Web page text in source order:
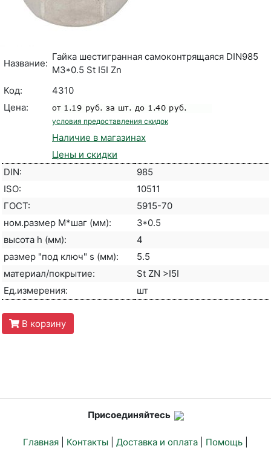
Название:
Гайка шестигранная самоконтрящаяся DIN985
M3*0.5 St I5I Zn
Код:
4310
Цена:
условия предоставления скидок
Наличие в магазинах
Цены и скидки
DIN:
985
ISO:
10511
ГОСТ:
5915-70
ном.размер М*шаг (мм):
3*0.5
высота h (мм):
4
размер "под ключ" s (мм):
5.5
материал/покрытие:
St ZN >I5I
Ед.измерения:
шт
В корзину
Присоединяйтесь
Главная Контакты Доставка и оплата Помощь